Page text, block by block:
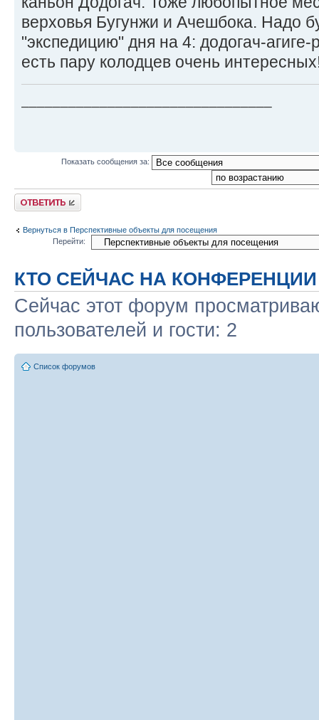
верховья Бугунжи и Ачешбока. Надо
"экспедицию" дня на 4: додогач-
есть пару колодцев очень
Показать сообщения за:
Ответить
Вернуться в Перспективные объекты для посещения
Перейти:
КТО СЕЙЧАС НА КОНФЕРЕНЦИИ
Сейчас этот форум
пользователей и гости: 2
Список форумов